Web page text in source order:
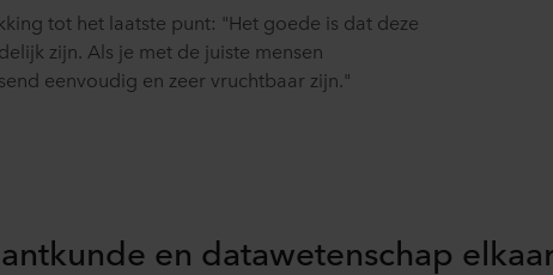
tot het laatste punt: "Het goede is dat deze
zijn. Als je met de juiste mensen
eenvoudig en zeer vruchtbaar zijn."
en datawetenschap